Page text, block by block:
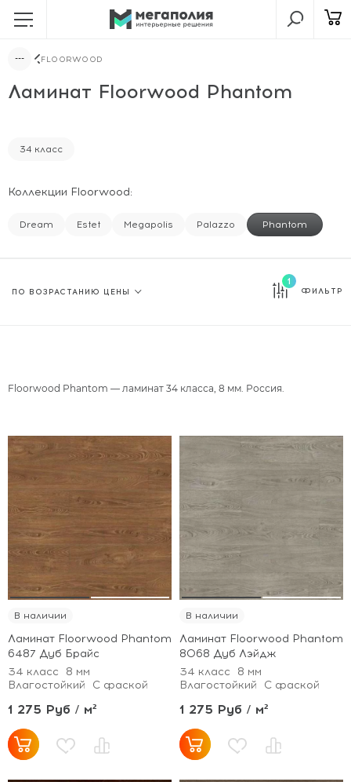
FLOORWOOD
Ламинат Floorwood Phantom
34 класс
Коллекции Floorwood:
Dream Estet Megapolis Palazzo Phantom
1
ФИЛЬТР
Floorwood Phantom — ламинат 34 класса, 8 мм. Россия.
В наличии
Ламинат Floorwood Phantom
6487 Дуб Брайс
34 класс
8 мм
Влагостойкий
С фаской
1 275 Руб / м²
В наличии
Ламинат Floorwood Phantom
8068 Дуб Лэйдж
34 класс
8 мм
Влагостойкий
С фаской
1 275 Руб / м²